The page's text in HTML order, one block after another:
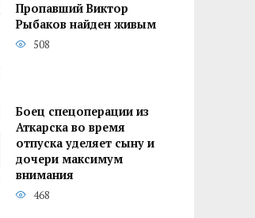
Пропавший Виктор
Рыбаков найден живым
508
Боец спецоперации из
Аткарска во время
отпуска уделяет сыну и
дочери максимум
внимания
468